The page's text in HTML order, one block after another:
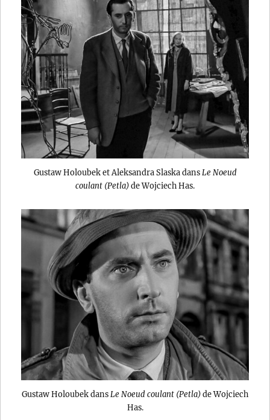
Gustaw Holoubek et Aleksandra Slaska dans Le Noeud
coulant (Petla)de Wojciech Has.
Gustaw Holoubek dans Le Noeud coulant (Petla)de Wojciech
Has.